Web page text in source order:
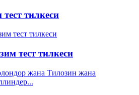
тилкеси
тест тилкеси